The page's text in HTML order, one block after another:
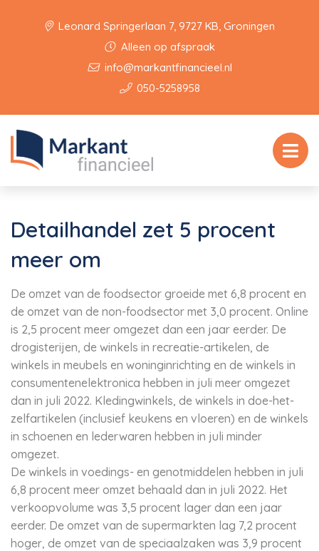
Leonard Springerlaan 7, 9727 KB, Groningen
Alleen op afspraak
info@markantfinancieel.nl
050-5258958
Detailhandel zet 5 procent
meer om
De omzet van de foodsector groeide met 6,8 procent en
de omzet van de non-foodsector met 3,0 procent. Online
is 2,5 procent meer omgezet dan een jaar eerder. De
drogisterijen, de winkels in recreatie-artikelen, de
winkels in meubels en woninginrichting en de winkels in
consumentenelektronica hebben in juli meer omgezet
dan in juli 2022. Kledingwinkels, de winkels in doe-het-
zelfartikelen (inclusief keukens en vloeren) en de winkels
in schoenen en lederwaren hebben in juli minder
omgezet.
De winkels in voedings- en genotmiddelen hebben in juli
6,8 procent meer omzet behaald dan in juli 2022. Het
verkoopvolume was 3,5 procent lager dan een jaar
eerder. De omzet van de supermarkten lag 7,2 procent
hoger, de omzet van de speciaalzaken was 3,9 procent